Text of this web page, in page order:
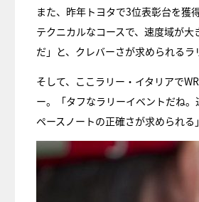
また、昨年トヨタで3位表彰台を獲
テクニカルなコースで、速度域が
だ」と、クレバーさが求められるラ
そして、ここラリー・イタリアで
ー。「タフなラリーイベントだね
ペースノートの正確さが求められる